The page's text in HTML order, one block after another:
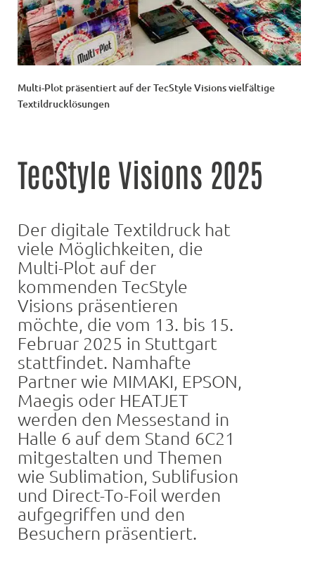
Multi-Plot präsentiert auf der TecStyle Visions vielfältige
Textildrucklösungen
TecStyle Visions 2025
Der digitale Textildruck hat
viele Möglichkeiten, die
Multi-Plot auf der
kommenden TecStyle
Visions präsentieren
möchte, die vom 13. bis 15.
Februar 2025 in Stuttgart
stattfindet. Namhafte
Partner wie MIMAKI, EPSON,
Maegis oder HEATJET
werden den Messestand in
Halle 6 auf dem Stand 6C21
mitgestalten und Themen
wie Sublimation, Sublifusion
und Direct-To-Foil werden
aufgegriffen und den
Besuchern präsentiert.